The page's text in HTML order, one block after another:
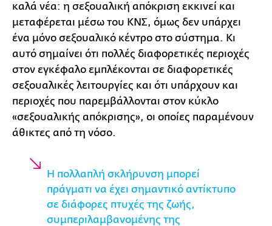
καλά νέα: η σεξουαλική απόκριση εκκινεί και
μεταφέρεται μέσω του ΚΝΣ, όμως δεν υπάρχει
ένα μόνο σεξουαλικό κέντρο στο σύστημα. Κι
αυτό σημαίνει ότι πολλές διαφορετικές περιοχές
στον εγκέφαλο εμπλέκονται σε διαφορετικές
σεξουαλικές λειτουργίες και ότι υπάρχουν και
περιοχές που παρεμβάλλονται στον κύκλο
«σεξουαλικής απόκρισης», οι οποίες παραμένουν
άθικτες από τη νόσο.
Η πολλαπλή σκλήρυνση μπορεί
πράγματι να έχει σημαντικό αντίκτυπο
σε διάφορες πτυχές της ζωής,
συμπεριλαμβανομένης της